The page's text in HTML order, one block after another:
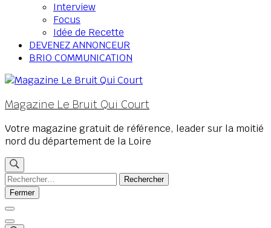
Interview
Focus
Idée de Recette
DEVENEZ ANNONCEUR
BRIO COMMUNICATION
Magazine Le Bruit Qui Court
Votre magazine gratuit de référence, leader sur la moitié
nord du département de la Loire
Rechercher :
Fermer